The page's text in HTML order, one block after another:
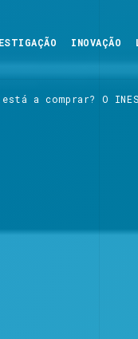
INOVAÇÃO
a comprar? O